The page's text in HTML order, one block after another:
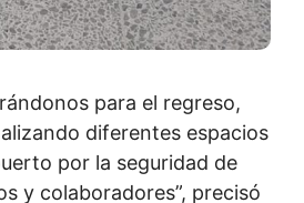
para el regreso,
diferentes espacios
por la seguridad de
y colaboradores”, precisó